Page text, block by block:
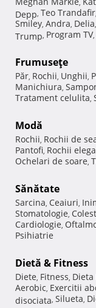
,
Depp, Teo Trandafir,
Smiley, Andra, Delia,
Trump, Program TV,
Frumuseţe
Păr, Rochii, Unghii,
Manichiura,
Tratament celulita,
Modă
Rochii, Rochii de
Pantofi, Rochii
Ochelari de soare,
Sănătate
Sarcina, Ceaiuri,
Stomatologie,
Cardiologie,
Psihiatrie
Dietă & Fitness
Diete, Fitness, Dieta
Aerobic, Exercitii
disociata, Silueta,